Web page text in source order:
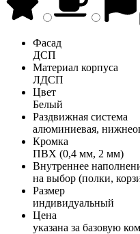
Фасад
ДСП
Материал корпуса
ЛДСП
Цвет
Белый
Раздвижная система
алюминиевая,
Кромка
ПВХ (0,4 мм, 2 мм)
Внутреннее
на выбор (полки,
Размер
индивидуальный
Цена
указана за базовую